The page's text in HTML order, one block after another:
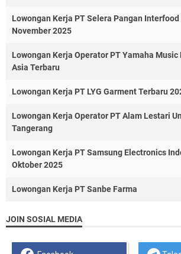
Lowongan Kerja PT Selera Pangan Interfood
November 2025
Lowongan Kerja Operator PT Yamaha
Asia Terbaru
Lowongan Kerja PT LYG Garment Terbaru
Lowongan Kerja Operator PT Alam Lestari
Tangerang
Lowongan Kerja PT Samsung Electronics
Oktober 2025
Lowongan Kerja PT Sanbe Farma
JOIN SOSIAL MEDIA